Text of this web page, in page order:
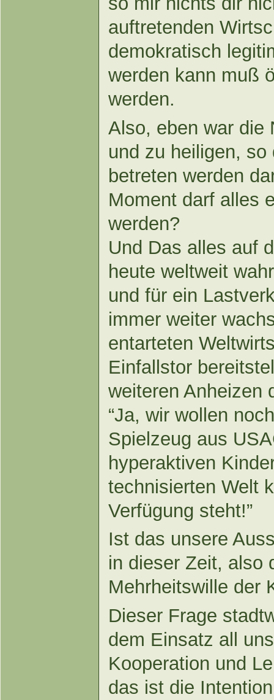
auftretenden
demokratisch
werden kann muß
werden.
Also, eben war die
und zu heiligen,
betreten werden
Moment darf alles
werden?
Und Das alles auf
heute weltweit
und für ein
immer weiter
entarteten
Einfallstor
weiteren Anheizen
“Ja, wir wollen
Spielzeug aus
hyperaktiven
technisierten Welt
Verfügung steht!”
Ist das unsere
in dieser Zeit, also
Mehrheitswille der
Dieser Frage
dem Einsatz all
Kooperation und
das ist die